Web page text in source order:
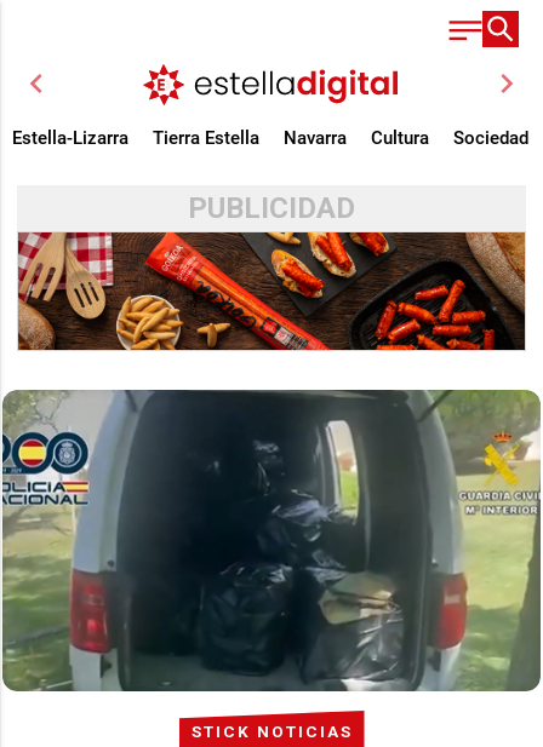
chevron_left chevron_right
Estella-Lizarra Tierra Estella Navarra Cultura Sociedad
PUBLICIDAD
STICK NOTICIAS